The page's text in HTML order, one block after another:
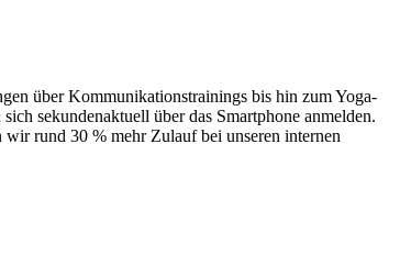
über Kommunikationstrainings bis hin zum Yoga-
sekundenaktuell über das Smartphone anmelden.
rund 30 % mehr Zulauf bei unseren internen